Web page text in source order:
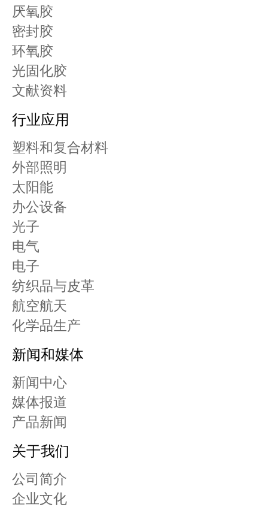
厌氧胶
密封胶
环氧胶
光固化胶
文献资料
行业应用
塑料和复合材料
外部照明
太阳能
办公设备
光子
电气
电子
纺织品与皮革
航空航天
化学品生产
新闻和媒体
新闻中心
媒体报道
产品新闻
关于我们
公司简介
企业文化